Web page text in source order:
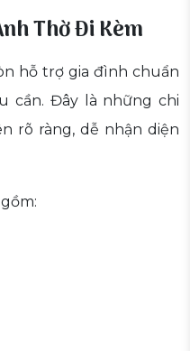
Thờ Đi Kèm
hỗ trợ gia đình chuẩn
cần. Đây là những chi
rõ ràng, dễ nhận diện